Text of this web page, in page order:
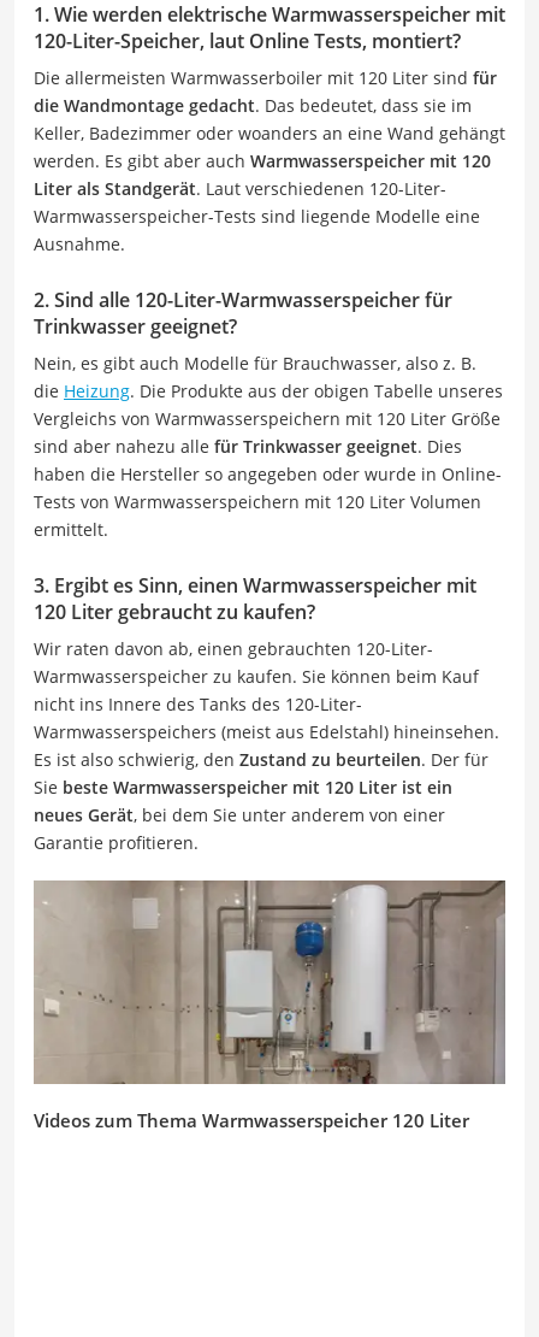
1. Wie werden elektrische Warmwasserspeicher mit
120-Liter-Speicher, laut Online Tests, montiert?
Die allermeisten Warmwasserboiler mit 120 Liter sind für
die Wandmontage gedacht. Das bedeutet, dass sie im
Keller, Badezimmer oder woanders an eine Wand gehängt
werden. Es gibt aber auch Warmwasserspeicher mit 120
Liter als Standgerät. Laut verschiedenen 120-Liter-
Warmwasserspeicher-Tests sind liegende Modelle eine
Ausnahme.
2. Sind alle 120-Liter-Warmwasserspeicher für
Trinkwasser geeignet?
Nein, es gibt auch Modelle für Brauchwasser, also z. B.
die Heizung. Die Produkte aus der obigen Tabelle unseres
Vergleichs von Warmwasserspeichern mit 120 Liter Größe
sind aber nahezu alle für Trinkwasser geeignet. Dies
haben die Hersteller so angegeben oder wurde in Online-
Tests von Warmwasserspeichern mit 120 Liter Volumen
ermittelt.
3. Ergibt es Sinn, einen Warmwasserspeicher mit
120 Liter gebraucht zu kaufen?
Wir raten davon ab, einen gebrauchten 120-Liter-
Warmwasserspeicher zu kaufen. Sie können beim Kauf
nicht ins Innere des Tanks des 120-Liter-
Warmwasserspeichers (meist aus Edelstahl) hineinsehen.
Es ist also schwierig, den Zustand zu beurteilen. Der für
Sie beste Warmwasserspeicher mit 120 Liter ist ein
neues Gerät, bei dem Sie unter anderem von einer
Garantie profitieren.
Videos zum Thema Warmwasserspeicher 120 Liter